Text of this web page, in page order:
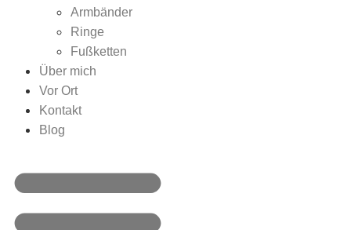
Armbänder
Ringe
Fußketten
Über mich
Vor Ort
Kontakt
Blog